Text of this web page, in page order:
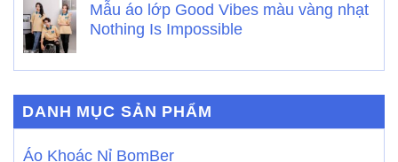
Mẫu áo lớp Good Vibes màu vàng nhạt
Nothing Is Impossible
DANH MỤC SẢN PHẨM
Áo Khoác Nỉ BomBer